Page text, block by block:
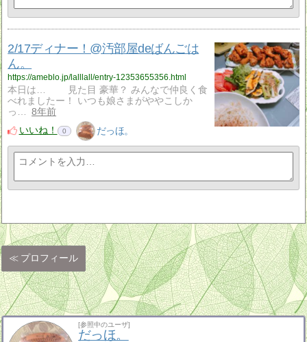
2/17ディナー！@汚部屋deばんごは
ん。
https://ameblo.jp/lalllall/entry-12353655356.html
本日は… 見た目 豪華？ みんなで仲良く食
べれましたー！ いつも娘さまがややこしか
っ…
8年前
いいね！
0 だっほ。
プロフィール
[参照中のユーザ]
だっほ。